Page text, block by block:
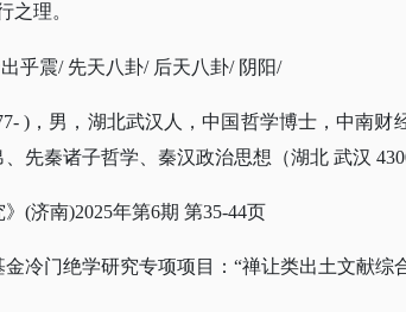
之理。
乎震/ 先天八卦/ 后天八卦/ 阴阳/
)，男，湖北武汉人，中国哲学博士，中南财
先秦诸子哲学、秦汉政治思想（湖北 武汉
(济南)2025年第6期 第35-44页
金冷门绝学研究专项项目： “禅让类出土文献综